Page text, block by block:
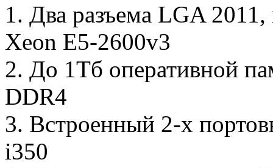
1. Два разъема LGA
Xeon E5-2600v3
2. До 1Тб оперативной
DDR4
3. Встроенный 2-х
i350